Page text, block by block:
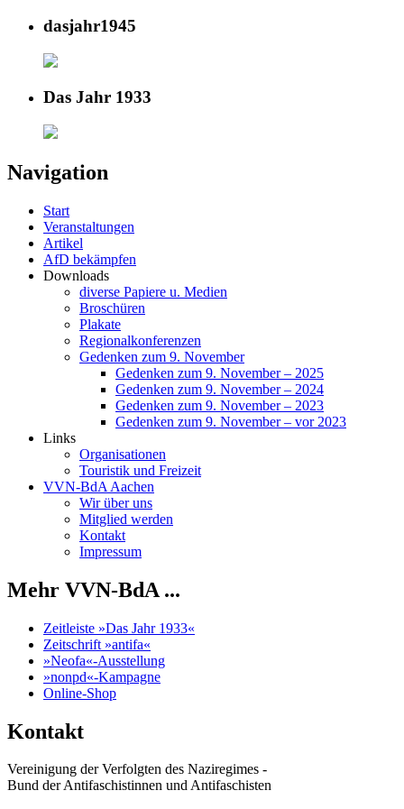
dasjahr1945
Das Jahr 1933
Navigation
Start
Veranstaltungen
Artikel
AfD bekämpfen
Downloads
diverse Papiere u. Medien
Broschüren
Plakate
Regionalkonferenzen
Gedenken zum 9. November
Gedenken zum 9. November – 2025
Gedenken zum 9. November – 2024
Gedenken zum 9. November – 2023
Gedenken zum 9. November – vor 2023
Links
Organisationen
Touristik und Freizeit
VVN-BdA Aachen
Wir über uns
Mitglied werden
Kontakt
Impressum
Mehr VVN-BdA ...
Zeitleiste »Das Jahr 1933«
Zeitschrift »antifa«
»Neofa«-Ausstellung
»nonpd«-Kampagne
Online-Shop
Kontakt
Vereinigung der Verfolgten des Naziregimes -
Bund der Antifaschistinnen und Antifaschisten